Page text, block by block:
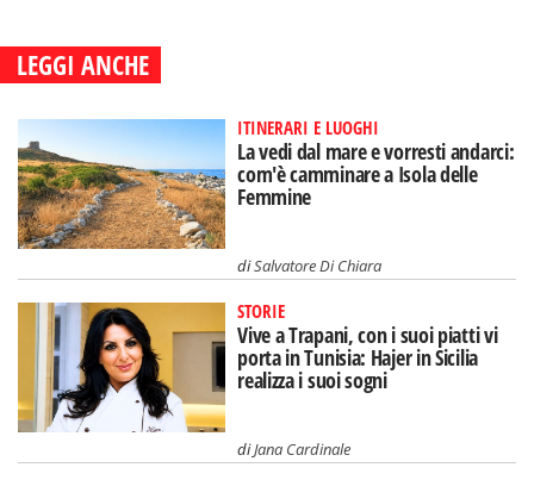
LEGGI ANCHE
ITINERARI E LUOGHI
La vedi dal mare e vorresti andarci:
com'è camminare a Isola delle
Femmine
diSalvatore Di Chiara
STORIE
Vive a Trapani, con i suoi piatti vi
porta in Tunisia: Hajer in Sicilia
realizza i suoi sogni
diJana Cardinale